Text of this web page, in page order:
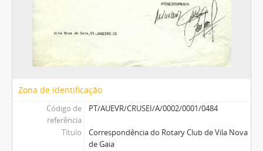
Zona de identificação
Código de
referência
PT/AUEVR/CRUSEI/A/0002/0001/0484
Título
Correspondência do Rotary Club de Vila Nova
de Gaia